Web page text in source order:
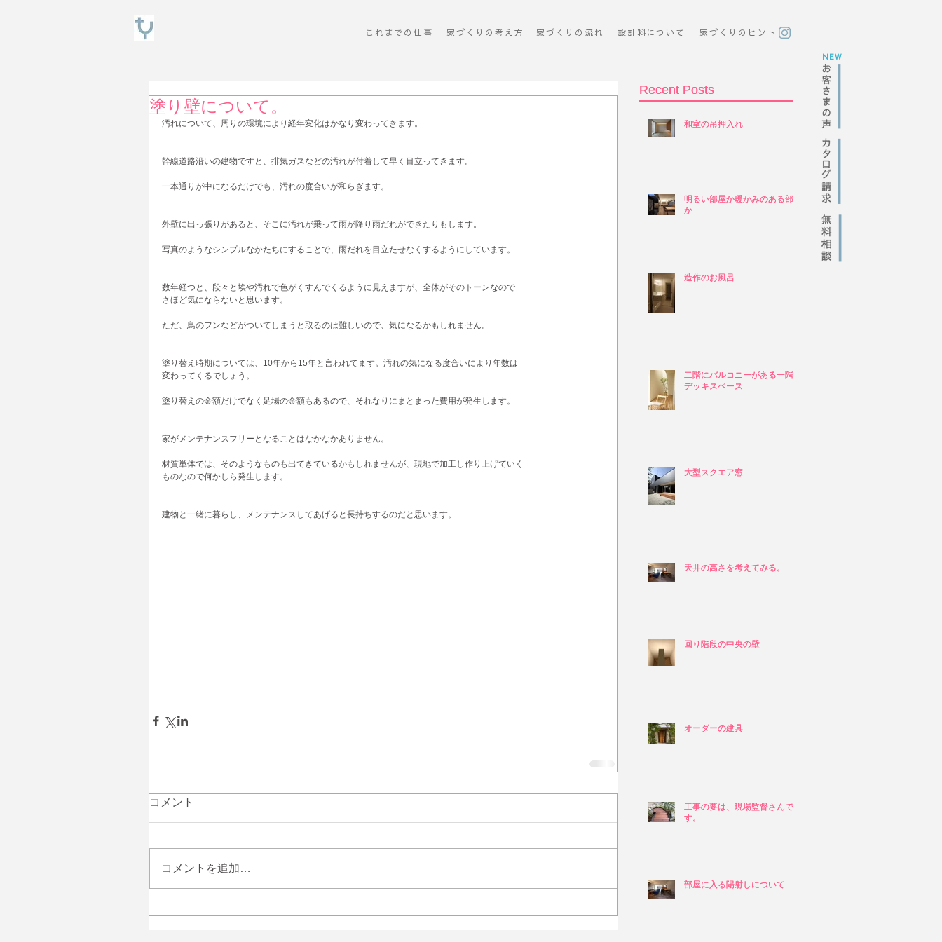
NEW
これまでの仕事 ​家づくりの考え方 ​家づくりの流れ 設計料について ​家づくりのヒント
Recent Posts
和室の吊押入れ
明るい部屋か暖かみのある部屋
か
造作のお風呂
二階にバルコニーがある一階の
デッキスペース
大型スクエア窓
天井の高さを考えてみる。
回り階段の中央の壁
オーダーの建具
工事の要は、現場監督さんで
す。
部屋に入る陽射しについて
塗り壁について。
汚れについて、周りの環境により経年変化はかなり変わってきます。
幹線道路沿いの建物ですと、排気ガスなどの汚れが付着して早く目立ってきます。
一本通りが中になるだけでも、汚れの度合いが和らぎます。
外壁に出っ張りがあると、そこに汚れが乗って雨が降り雨だれができたりもします。
写真のようなシンプルなかたちにすることで、雨だれを目立たせなくするようにしています。
数年経つと、段々と埃や汚れで色がくすんでくるように見えますが、全体がそのトーンなので
さほど気にならないと思います。
ただ、鳥のフンなどがついてしまうと取るのは難しいので、気になるかもしれません。
塗り替え時期については、10年から15年と言われてます。汚れの気になる度合いにより年数は
変わってくるでしょう。
塗り替えの金額だけでなく足場の金額もあるので、それなりにまとまった費用が発生します。
家がメンテナンスフリーとなることはなかなかありません。
材質単体では、そのようなものも出てきているかもしれませんが、現地で加工し作り上げていく
ものなので何かしら発生します。
建物と一緒に暮らし、メンテナンスしてあげると長持ちするのだと思います。
コメント
コメントを追加…
Recent Posts
和室の吊押入れ
明るい部屋か暖かみのある部屋
か
造作のお風呂
二階にバルコニーがある一階の
デッキスペース
大型スクエア窓
天井の高さを考えてみる。
回り階段の中央の壁
オーダーの建具
工事の要は、現場監督さんで
す。
部屋に入る陽射しについて